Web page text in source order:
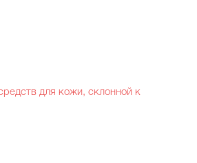
для кожи, склонной к